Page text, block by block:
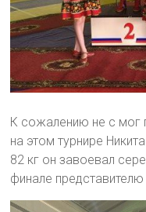
К сожалению не с мог
на этом турнире
82 кг он завоевал
финале представителю